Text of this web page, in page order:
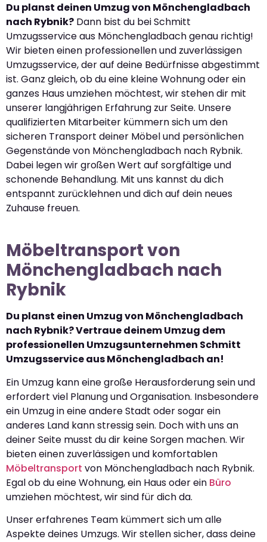
Du planst deinen Umzug von Mönchengladbach
nach Rybnik? Dann bist du bei Schmitt
Umzugsservice aus Mönchengladbach genau richtig!
Wir bieten einen professionellen und zuverlässigen
Umzugsservice, der auf deine Bedürfnisse abgestimmt
ist. Ganz gleich, ob du eine kleine Wohnung oder ein
ganzes Haus umziehen möchtest, wir stehen dir mit
unserer langjährigen Erfahrung zur Seite. Unsere
qualifizierten Mitarbeiter kümmern sich um den
sicheren Transport deiner Möbel und persönlichen
Gegenstände von Mönchengladbach nach Rybnik.
Dabei legen wir großen Wert auf sorgfältige und
schonende Behandlung. Mit uns kannst du dich
entspannt zurücklehnen und dich auf dein neues
Zuhause freuen.
Möbeltransport von
Mönchengladbach nach
Rybnik
Du planst einen Umzug von Mönchengladbach
nach Rybnik? Vertraue deinem Umzug dem
professionellen Umzugsunternehmen Schmitt
Umzugsservice aus Mönchengladbach an!
Ein Umzug kann eine große Herausforderung sein und
erfordert viel Planung und Organisation. Insbesondere
ein Umzug in eine andere Stadt oder sogar ein
anderes Land kann stressig sein. Doch with uns an
deiner Seite musst du dir keine Sorgen machen. Wir
bieten einen zuverlässigen und komfortablen
Möbeltransport von Mönchengladbach nach Rybnik.
Egal ob du eine Wohnung, ein Haus oder ein Büro
umziehen möchtest, wir sind für dich da.
Unser erfahrenes Team kümmert sich um alle
Aspekte deines Umzugs. Wir stellen sicher, dass deine